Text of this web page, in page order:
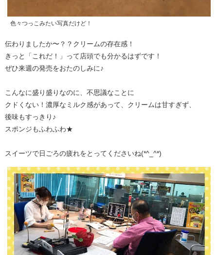
色々つっこみたい写真だけど！
伝わりましたか〜？？クリームの存在感！
きっと「これだ！」って店頭でも分かるはずです！
ぜひ来週の発売をおたのしみに♪
こんなに盛り盛りなのに、不思議なことに
クドくない！濃厚なミルク感があって、クリームは甘すぎず、
後味もすっきり♪
スポンジもふわふわ★
スイーツで日ごろの疲れをとってくださいね(*^_^*)